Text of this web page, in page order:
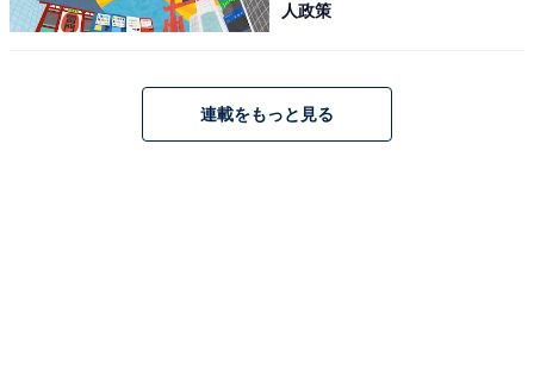
人政策
連載をもっと見る